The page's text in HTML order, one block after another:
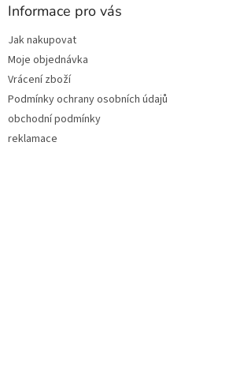
Informace pro vás
Jak nakupovat
Moje objednávka
Vrácení zboží
Podmínky ochrany osobních údajů
obchodní podmínky
reklamace